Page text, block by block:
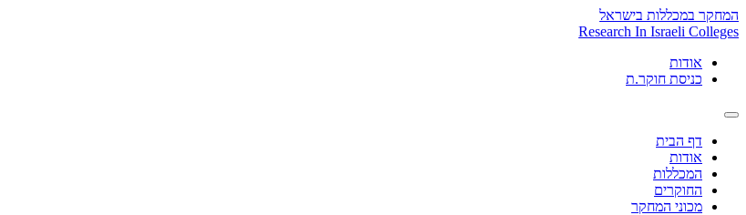
Skip
to
המחקר במכללות בישראל
Research In Israeli Colleges
אודות
כניסת חוקר.ת
דף הבית
אודות
המכללות
החוקרים
מכוני המחקר